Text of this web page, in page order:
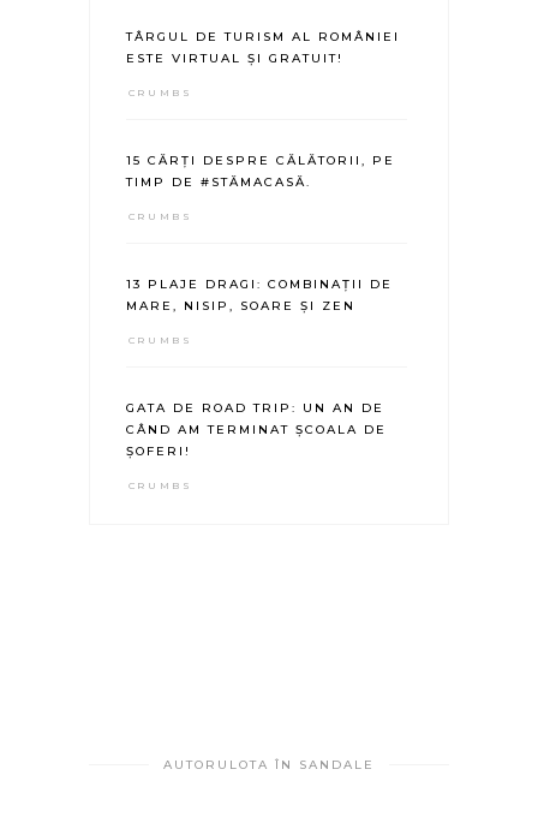
TÂRGUL DE TURISM AL ROMÂNIEI
ESTE VIRTUAL ȘI GRATUIT!
CRUMBS
15 CĂRȚI DESPRE CĂLĂTORII, PE
TIMP DE #STĂMACASĂ.
CRUMBS
13 PLAJE DRAGI: COMBINAȚII DE
MARE, NISIP, SOARE ȘI ZEN
CRUMBS
GATA DE ROAD TRIP: UN AN DE
CÂND AM TERMINAT ȘCOALA DE
ȘOFERI!
CRUMBS
AUTORULOTA ÎN SANDALE